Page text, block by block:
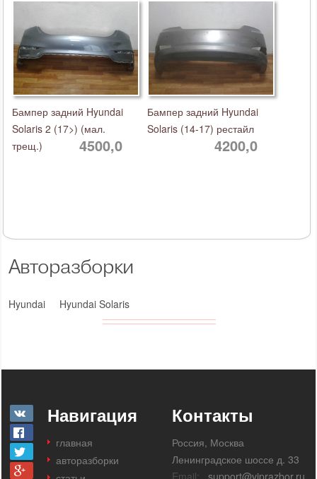
Авторазборки
Hyundai Hyundai Solaris
Бампер задний Hyundai
Solaris 2 (17>) (мал.
трещ.)
4500,0
Бампер задний Hyundai
Solaris (14-17) рестайл
4200,0
Навигация
главная
авторазборки
Контакты
Россия, Москва
Ленинградское шоссе д. 33
Email:
support@viprazbor.ru